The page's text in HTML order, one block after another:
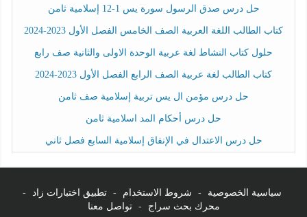
حل درس صدق الرسول سورة يس 1-12 إسلامية ثامن
كتاب الطالب اللغة العربية الصف الخامس الفصل الأول 2023-2024
حلول كتاب النشاط لغة عربية الوحدة الاولى والثانية صف رابع
كتاب الطالب لغة عربية الصف الرابع الفصل الأول 2023-2024
حل درس مؤمن ال يس تربية إسلامية صف ثامن
حل درس أحكام المد اسلامية ثامن
حل درس الاعتدال في الإنفاق إسلامية السابع فصل ثاني
سياسية الخصوصية - شروط الاستخدام - تطبيق اختبارات زاد
-
محرك بحث سراج
- تواصل معنا